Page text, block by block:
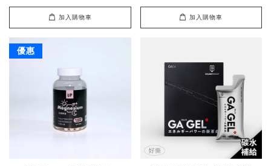
加入購物車 加入購物車
優惠